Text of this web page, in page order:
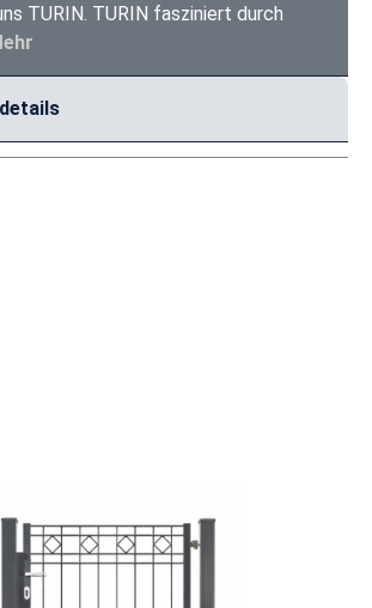
TURIN. TURIN fasziniert durch